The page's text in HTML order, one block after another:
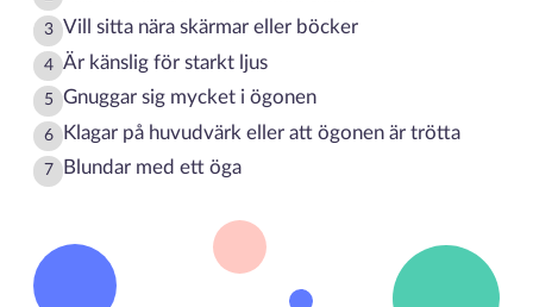
3 Vill sitta nära skärmar eller böcker
4 Är känslig för starkt ljus
5 Gnuggar sig mycket i ögonen
6 Klagar på huvudvärk eller att ögonen är trötta
7 Blundar med ett öga